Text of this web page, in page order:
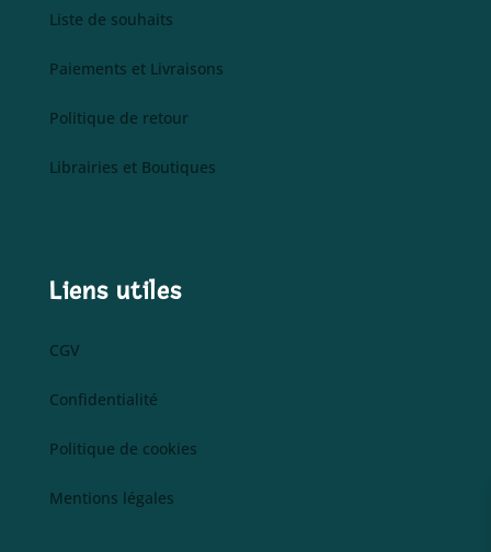
Liste de souhaits
Paiements et Livraisons
Politique de retour
Librairies et Boutiques
Liens utiles
CGV
Confidentialité
Politique de cookies
Mentions légales